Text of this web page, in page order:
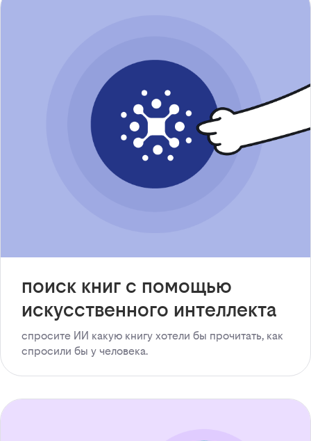
поиск книг с помощью
искусственного интеллекта
спросите ИИ какую книгу хотели бы прочитать, как
спросили бы у человека.